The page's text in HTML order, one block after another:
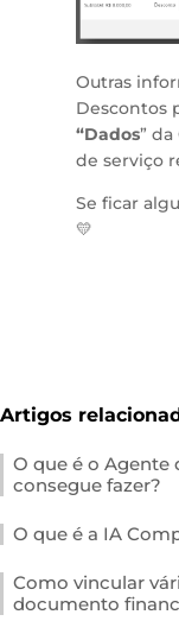
Outras
Descontos
“Dados”
de serviço
Se ficar
💛
Artigos
O que é o Agente
consegue fazer?
O que é a IA
Como vincular
documento